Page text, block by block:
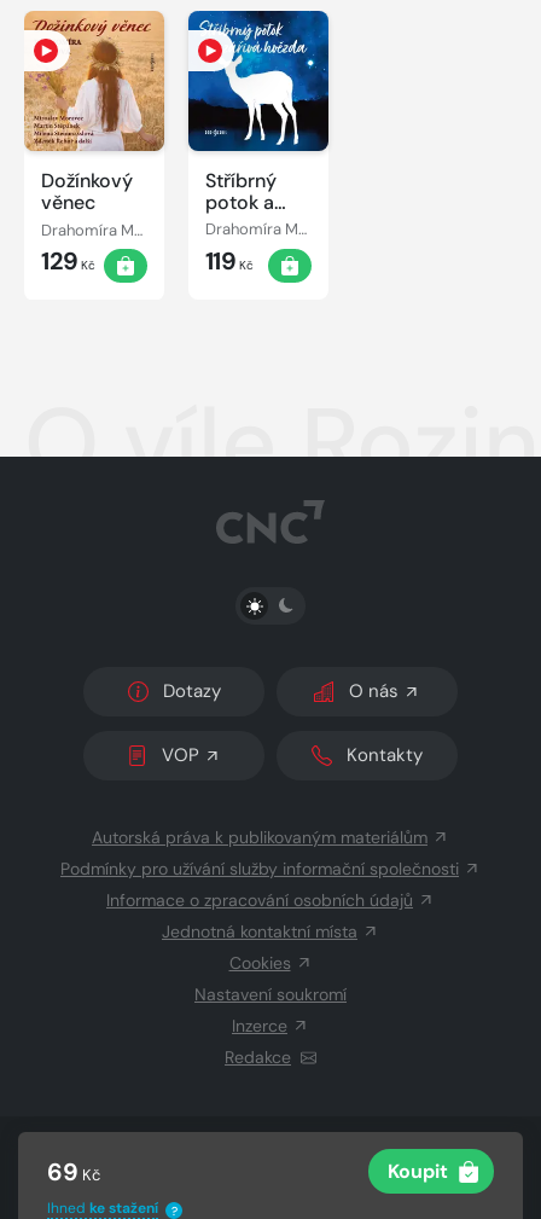
69 Kč Koupit
Ihned ke stažení ?
Dožínkový
věnec
Drahomíra Měsková
129 Kč
Stříbrný
potok a
zářivá
hvězda
Drahomíra Měsková
119 Kč
O víle
PŘEPNOUT SVĚTLÝ/TMAVÝ REŽIM
Dotazy O nás
VOP Kontakty
Autorská práva k publikovaným materiálům
Podmínky pro užívání služby informační společnosti
Informace o zpracování osobních údajů
Jednotná kontaktní místa
Cookies
Nastavení soukromí
Inzerce
Redakce
CZECH NEWS CENTER a.s.a dodavatelé
Vysázeno